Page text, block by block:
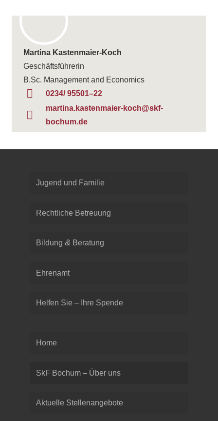
Mar­tina Kastenmaier-Koch
Geschäftsführerin
B.Sc. Manage­ment and Economics
0234/ 95501–22
martina.kastenmaier-koch@skf-
bochum.de
Jugend und Familie
Recht­li­che Betreuung
Bil­dung& Beratung
Ehren­amt
Hel­fen Sie – Ihre Spende
Home
SkF Bochum – Über uns
Aktu­elle Stellenangebote